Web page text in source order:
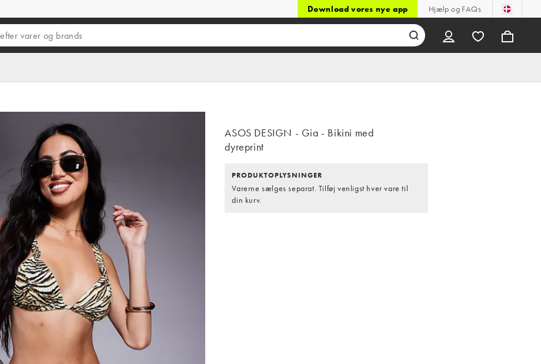
Download vores nye app Hjælp og FAQs
ASOS DESIGN - Gia - Bikini med
dyreprint
PRODUKTOPLYSNINGER
Varerne sælges separat. Tilføj venligst hver vare til
din kurv.